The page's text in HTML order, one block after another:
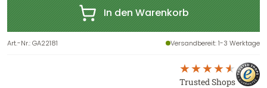
In den Warenkorb
Art.-Nr.:GA22181 Versandbereit: 1-3 Werktage
Trusted Shops